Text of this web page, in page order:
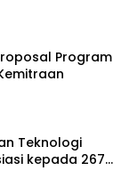
Program
Teknologi
kepada 267
Terakreditasi